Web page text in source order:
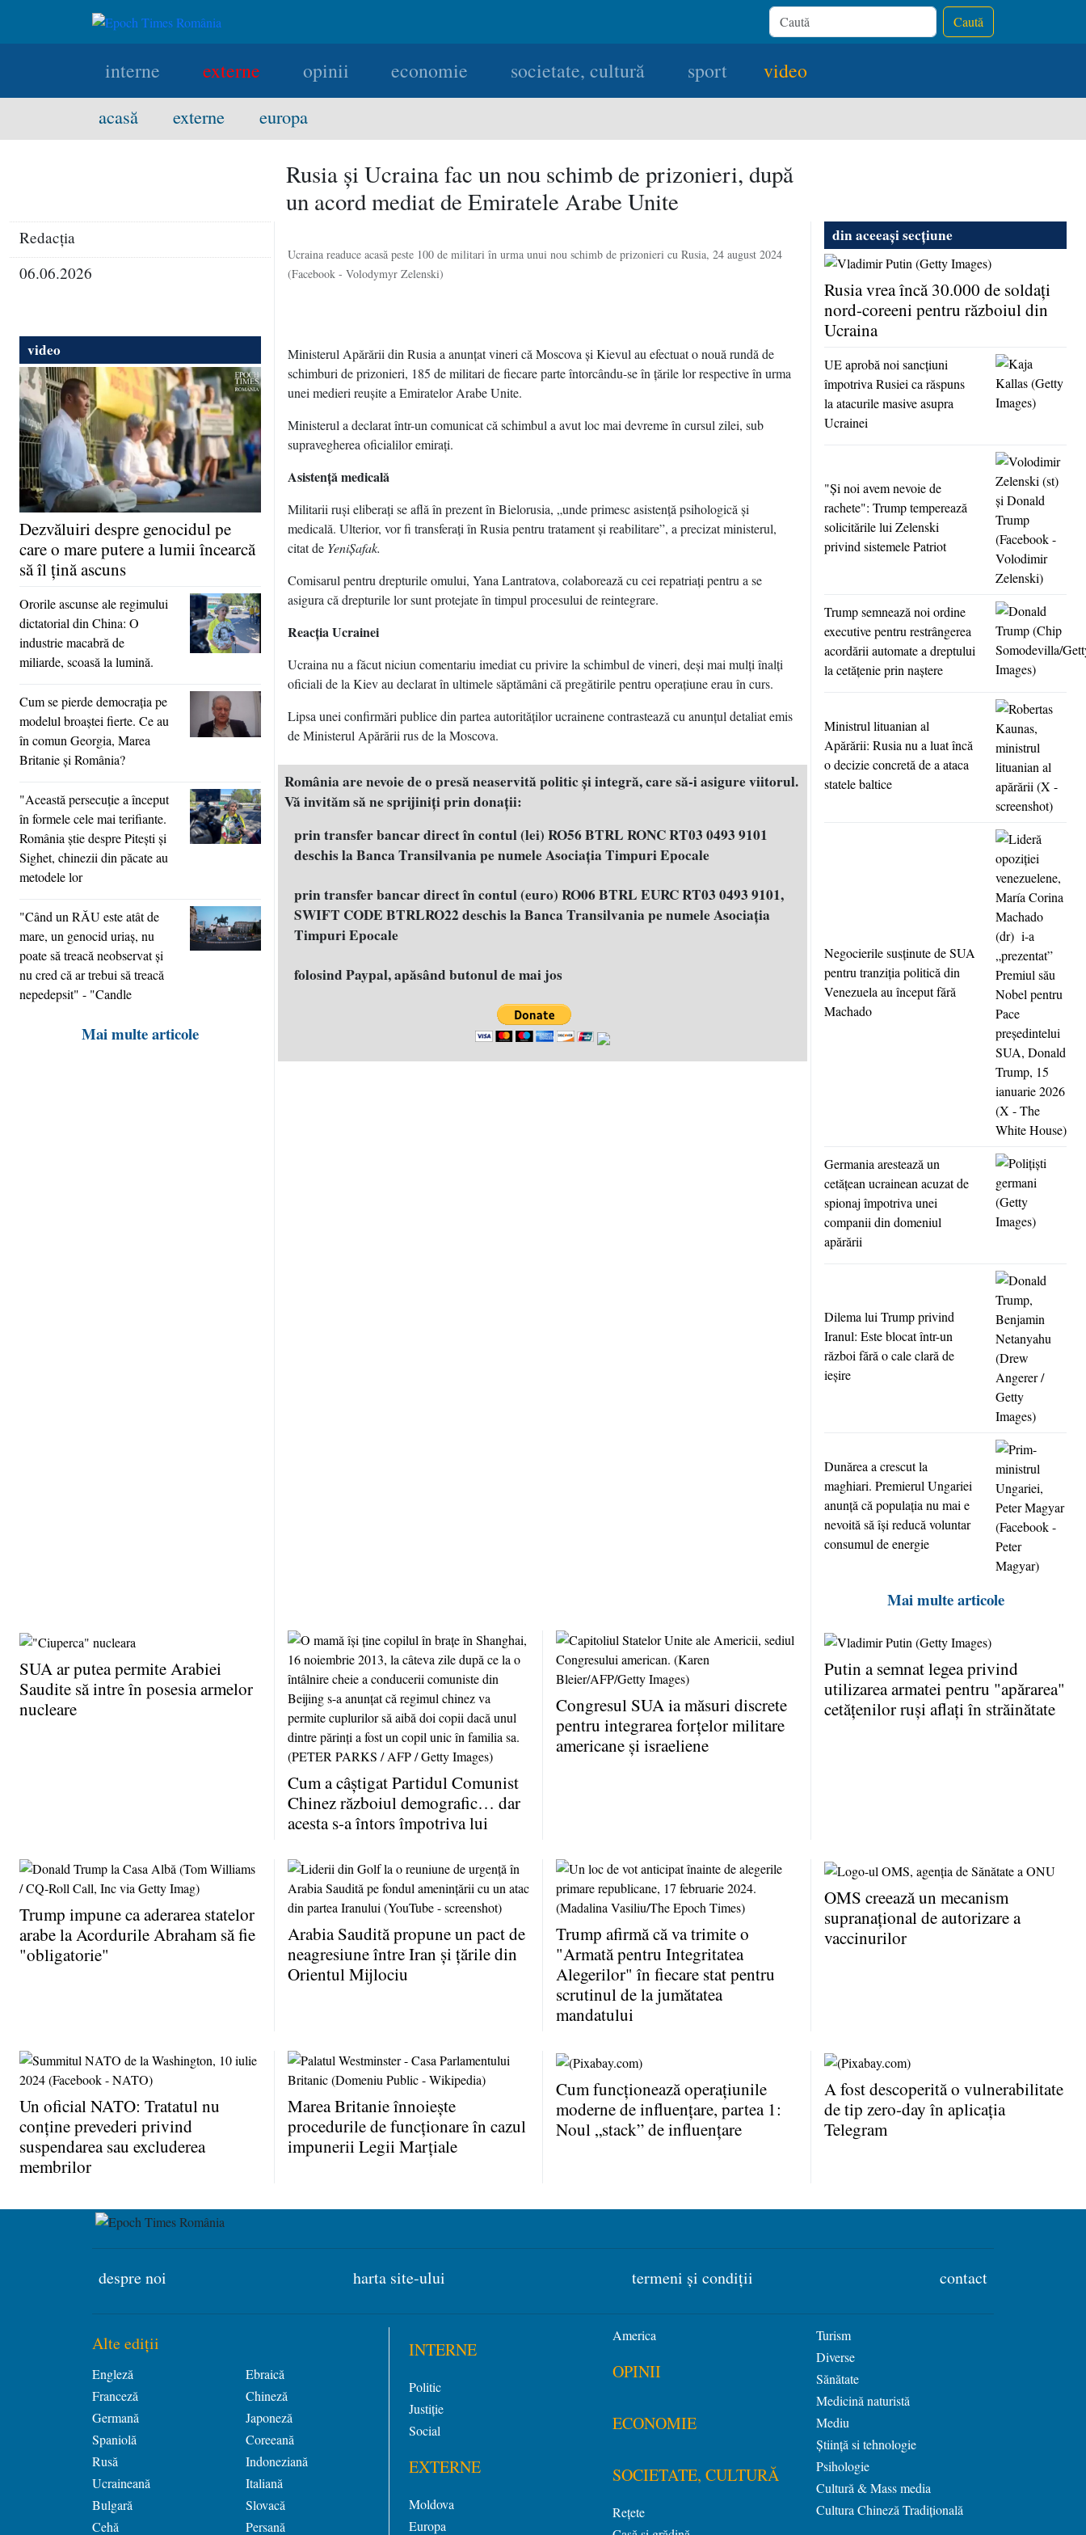
Caută
interne externe opinii economie societate, cultură sport video
acasă externe europa
Rusia şi Ucraina fac un nou schimb de prizonieri, după
un acord mediat de Emiratele Arabe Unite
Redacţia
06.06.2026
video
Dezvăluiri despre genocidul pe
care o mare putere a lumii încearcă
să îl ţină ascuns
Ororile ascunse ale regimului
dictatorial din China: O
industrie macabră de
miliarde, scoasă la lumină.
Cum se pierde democraţia pe
modelul broaştei fierte. Ce au
în comun Georgia, Marea
Britanie şi România?
"Această persecuţie a început
în formele cele mai terifiante.
România ştie despre Piteşti şi
Sighet, chinezii din păcate au
metodele lor
"Când un RĂU este atât de
mare, un genocid uriaş, nu
poate să treacă neobservat şi
nu cred că ar trebui să treacă
nepedepsit" - "Candle
Mai multe articole
Ucraina readuce acasă peste 100 de militari în urma unui nou schimb de prizonieri cu Rusia, 24 august 2024
(Facebook - Volodymyr Zelenski)
Ministerul Apărării din Rusia a anunţat vineri că Moscova şi Kievul au efectuat o nouă rundă de
schimburi de prizonieri, 185 de militari de fiecare parte întorcându-se în ţările lor respective în urma
unei medieri reuşite a Emiratelor Arabe Unite.
Ministerul a declarat într-un comunicat că schimbul a avut loc mai devreme în cursul zilei, sub
supravegherea oficialilor emiraţi.
Asistenţă medicală
Militarii ruşi eliberaţi se află în prezent în Bielorusia, „unde primesc asistenţă psihologică şi
medicală. Ulterior, vor fi transferaţi în Rusia pentru tratament şi reabilitare”, a precizat ministerul,
citat de YeniŞafak.
Comisarul pentru drepturile omului, Yana Lantratova, colaborează cu cei repatriaţi pentru a se
asigura că drepturile lor sunt protejate în timpul procesului de reintegrare.
Reacţia Ucrainei
Ucraina nu a făcut niciun comentariu imediat cu privire la schimbul de vineri, deşi mai mulţi înalţi
oficiali de la Kiev au declarat în ultimele săptămâni că pregătirile pentru operaţiune erau în curs.
Lipsa unei confirmări publice din partea autorităţilor ucrainene contrastează cu anunţul detaliat emis
de Ministerul Apărării rus de la Moscova.
România are nevoie de o presă neaservită politic şi integră, care să-i asigure viitorul.
Vă invităm să ne sprijiniţi prin donaţii:
prin transfer bancar direct în contul (lei) RO56 BTRL RONC RT03 0493 9101
deschis la Banca Transilvania pe numele Asociația Timpuri Epocale
prin transfer bancar direct în contul (euro) RO06 BTRL EURC RT03 0493 9101,
SWIFT CODE BTRLRO22 deschis la Banca Transilvania pe numele Asociația
Timpuri Epocale
folosind Paypal, apăsând butonul de mai jos
din aceeași secțiune
Rusia vrea încă 30.000 de soldaţi
nord-coreeni pentru războiul din
Ucraina
UE aprobă noi sancţiuni
împotriva Rusiei ca răspuns
la atacurile masive asupra
Ucrainei
"Şi noi avem nevoie de
rachete": Trump temperează
solicitările lui Zelenski
privind sistemele Patriot
Trump semnează noi ordine
executive pentru restrângerea
acordării automate a dreptului
la cetăţenie prin naştere
Ministrul lituanian al
Apărării: Rusia nu a luat încă
o decizie concretă de a ataca
statele baltice
Negocierile susţinute de SUA
pentru tranziţia politică din
Venezuela au început fără
Machado
Germania arestează un
cetăţean ucrainean acuzat de
spionaj împotriva unei
companii din domeniul
apărării
Dilema lui Trump privind
Iranul: Este blocat într-un
război fără o cale clară de
ieşire
Dunărea a crescut la
maghiari. Premierul Ungariei
anunţă că populaţia nu mai e
nevoită să îşi reducă voluntar
consumul de energie
Mai multe articole
SUA ar putea permite Arabiei
Saudite să intre în posesia armelor
nucleare
Cum a câştigat Partidul Comunist
Chinez războiul demografic… dar
acesta s-a întors împotriva lui
Congresul SUA ia măsuri discrete
pentru integrarea forţelor militare
americane şi israeliene
Putin a semnat legea privind
utilizarea armatei pentru "apărarea"
cetăţenilor ruşi aflaţi în străinătate
Trump impune ca aderarea statelor
arabe la Acordurile Abraham să fie
"obligatorie"
Arabia Saudită propune un pact de
neagresiune între Iran şi ţările din
Orientul Mijlociu
Trump afirmă că va trimite o
"Armată pentru Integritatea
Alegerilor" în fiecare stat pentru
scrutinul de la jumătatea
mandatului
OMS creează un mecanism
supranaţional de autorizare a
vaccinurilor
Un oficial NATO: Tratatul nu
conţine prevederi privind
suspendarea sau excluderea
membrilor
Marea Britanie înnoieşte
procedurile de funcţionare în cazul
impunerii Legii Marţiale
Cum funcţionează operaţiunile
moderne de influenţare, partea 1:
Noul „stack” de influenţare
A fost descoperită o vulnerabilitate
de tip zero-day în aplicaţia
Telegram
despre noi harta site-ului termeni și condiții contact
Alte ediții
Engleză
Ebraică
Franceză
Chineză
Germană
Japoneză
Spaniolă
Coreeană
Rusă
Indoneziană
Ucraineană
Italiană
Bulgară
Slovacă
Cehă
Persană
INTERNE
Politic
Justiție
Social
EXTERNE
Moldova
Europa
America
OPINII
ECONOMIE
SOCIETATE, CULTURĂ
Rețete
Turism
Diverse
Sănătate
Medicină naturistă
Mediu
Știință si tehnologie
Psihologie
Cultură & Mass media
Cultura Chineză Tradiţională